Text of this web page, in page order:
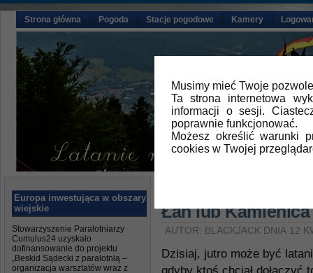
Musimy mieć Twoje
Ta strona internetowa
informacji o sesji.
poprawnie funkcjonować.
Możesz określić warunki
cookies w Twojej
Strona główna Pogoda Stacje pogodowe Kamery
Europa inwestująca w obszary
wiejskie
Stowarzyszenie Paralotniarzy
Cumulus24 uzyskało
dofinansowanie do projektu
„Beskid Sądecki z paralotnią –
organizacja warsztatów wraz z
Łan lub Kamienica
AUTOR: BLACKJACK DNIA 12
Dzisiaj, jutro może być